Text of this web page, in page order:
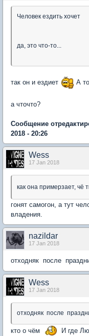
Человек ездить хочет
да, это что-то...
так он и ездиет А
а чточто?
Сообщение
2018 - 20:26
Wess
17 Jan 2018
как она примерзает, чё
гонят самогон, а тут
владения.
nazildar
17 Jan 2018
отходняк после
Wess
17 Jan 2018
отходняк после
кто о чём И где